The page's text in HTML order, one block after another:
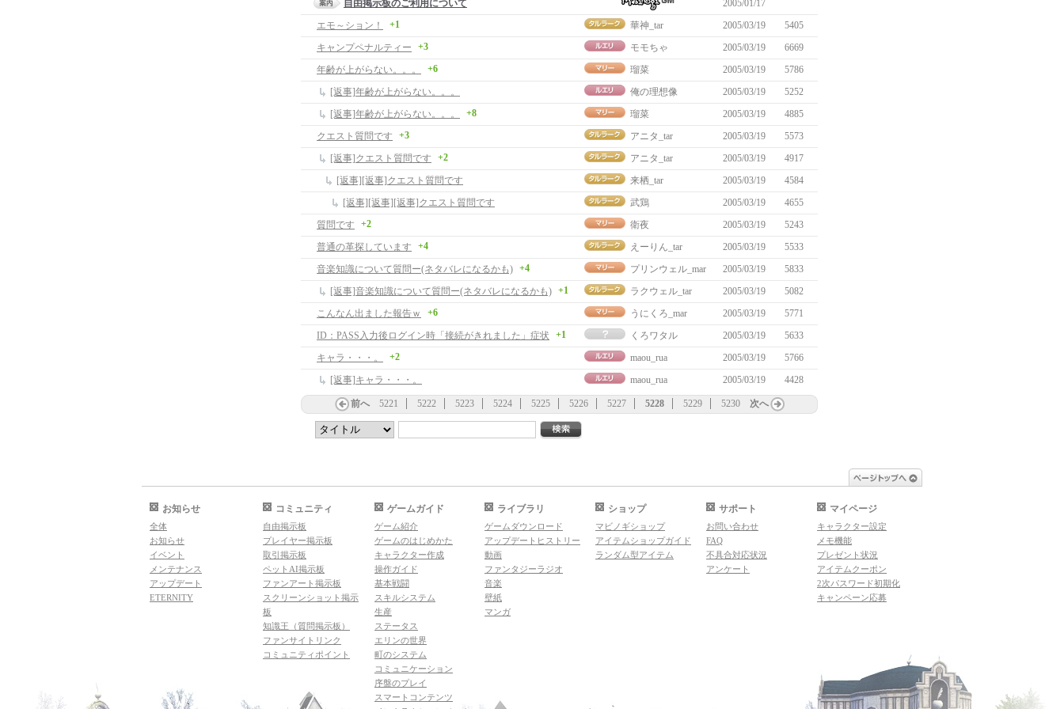
自由掲示板のご利用について
2005/01/17
エモ～ション！
+1 華神_tar 2005/03/19
5405
キャンプペナルティー
+3 モモちゃ 2005/03/19
6669
年齢が上がらない。。。
+6 瑠菜 2005/03/19
5786
[返事]年齢が上がらない。。。
俺の理想像 2005/03/19
5252
[返事]年齢が上がらない。。。
+8 瑠菜 2005/03/19
4885
クエスト質問です
+3 アニタ_tar 2005/03/19
5573
[返事]クエスト質問です
+2 アニタ_tar 2005/03/19
4917
[返事][返事]クエスト質問です
来栖_tar 2005/03/19
4584
[返事][返事][返事]クエスト質問です
武鶏 2005/03/19
4655
質問です
+2 衛夜 2005/03/19
5243
普通の革探しています
+4 えーりん_tar 2005/03/19
5533
音楽知識について質問ー(ネタバレになるかも) +4 プリンウェル_mar 2005/03/19
5833
[返事]音楽知識について質問ー(ネタバレになるかも) +1 ラクウェル_tar 2005/03/19
5082
こんなん出ました報告ｗ
+6 うにくろ_mar 2005/03/19
5771
ID：PASS入力後ログイン時「接続がきれました」症状
+1 くろワタル 2005/03/19
5633
キャラ・・・。
+2 maou_rua 2005/03/19
5766
[返事]キャラ・・・。
maou_rua 2005/03/19 4428
前へ 5221 5222 5223 5224 5225 5226 5227 5228 5229 5230 次へ
お知らせ
全体
お知らせ
イベント
メンテナンス
アップデート
ETERNITY
コミュニティ
自由掲示板
プレイヤー掲示板
取引掲示板
ペットAI掲示板
ファンアート掲示板
スクリーンショット掲示
板
知識王（質問掲示板）
ファンサイトリンク
コミュニティポイント
ゲームガイド
ゲーム紹介
ゲームのはじめかた
キャラクター作成
操作ガイド
基本戦闘
スキルシステム
生産
ステータス
エリンの世界
町のシステム
コミュニケーション
序盤のプレイ
スマートコンテンツ
ライブラリ
ゲームダウンロード
アップデートヒストリー
動画
ファンタジーラジオ
音楽
壁紙
マンガ
ショップ
マビノギショップ
アイテムショップガイド
ランダム型アイテム
サポート
お問い合わせ
FAQ
不具合対応状況
アンケート
マイページ
キャラクター設定
メモ機能
プレゼント状況
アイテムクーポン
2次パスワード初期化
キャンペーン応募